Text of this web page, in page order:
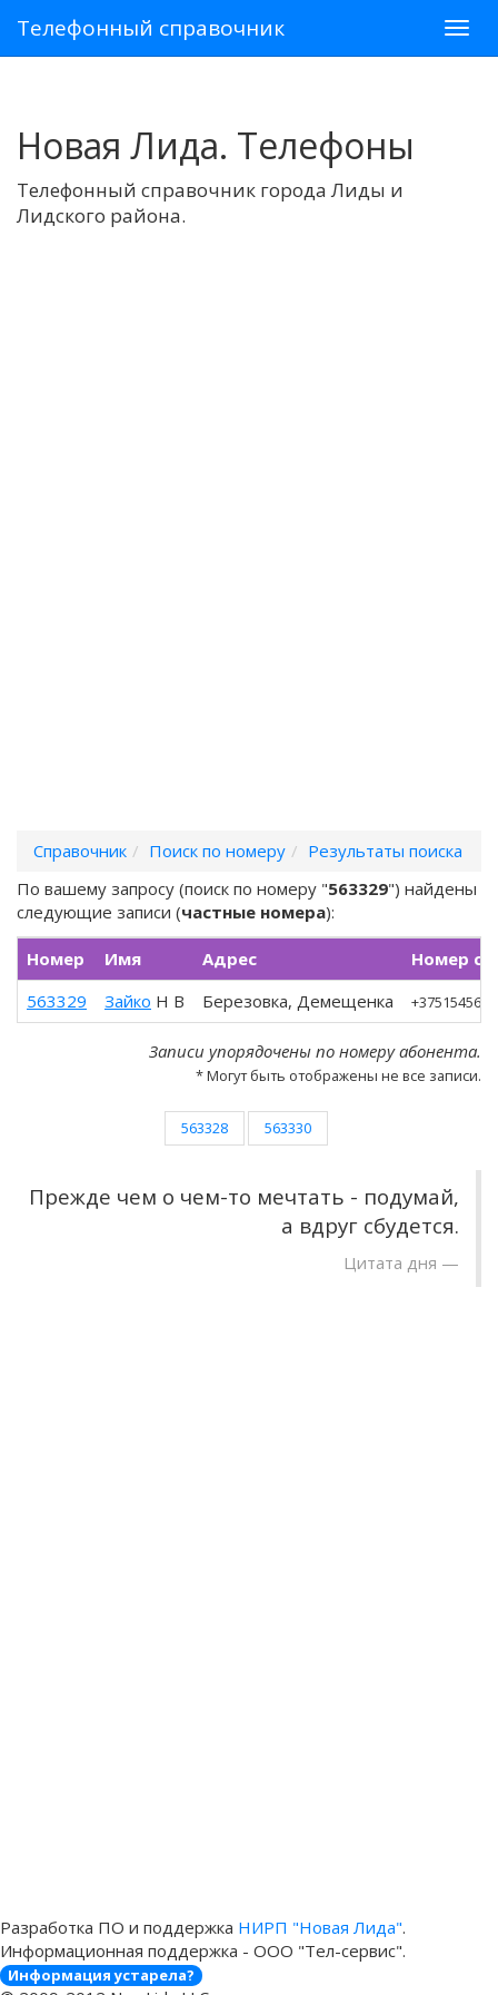
Телефонный справочник
Новая Лида. Телефоны
Телефонный справочник города Лиды и
Лидского района.
Справочник Поиск по номеру
Результаты поиска
По вашему запросу (поиск по номеру "563329") найдены
следующие записи (частные номера):
Номер Имя Адрес
Номер с
563329
Зайко Н В Березовка, Демещенка
Записи упорядочены по номеру абонента.
* Могут быть отображены не все записи.
563328 563330
Прежде чем о чем-то мечтать - подумай,
а вдруг сбудется.
Цитата дня
Разработка ПО и поддержка НИРП "Новая Лида".
Информационная поддержка - ООО "Тел-сервис".
Информация устарела?